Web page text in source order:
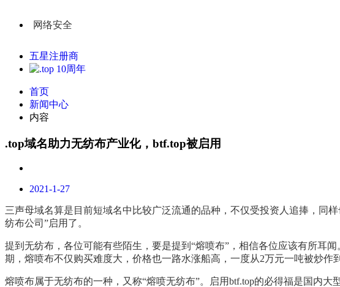
网络安全
五星注册商
首页
新闻中心
内容
.top域名助力无纺布产业化，btf.top被启用
2021-1-27
三声母域名算是目前短域名中比较广泛流通的品种，不仅受投资人追捧，同
纺布公司”启用了。
提到无纺布，各位可能有些陌生，要是提到“熔喷布”，相信各位应该有所耳
期，熔喷布不仅购买难度大，价格也一路水涨船高，一度从2万元一吨被炒作
熔喷布属于无纺布的一种，又称“熔喷无纺布”。启用btf.top的必得福是国内